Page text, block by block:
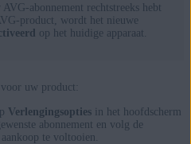
abonnement rechtstreeks hebt
product, wordt het nieuwe
op het huidige apparaat.
uw product:
Verlengingsoptiesin het hoofdscherm
abonnement en volg de
te voltooien.